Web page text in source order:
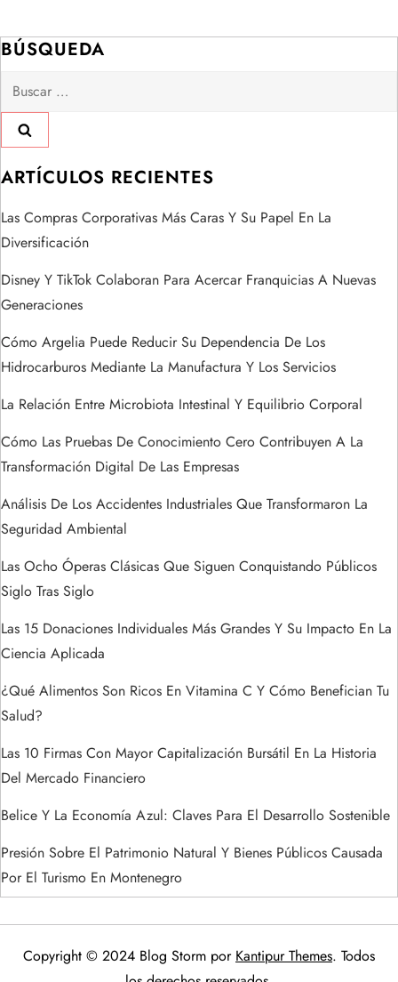
g
a
c
i
ó
n
d
e
e
n
t
r
a
d
a
s
BÚSQUEDA
Buscar:
ARTÍCULOS RECIENTES
Las Compras Corporativas Más Caras Y Su Papel En La
Diversificación
Disney Y TikTok Colaboran Para Acercar Franquicias A Nuevas
Generaciones
Cómo Argelia Puede Reducir Su Dependencia De Los
Hidrocarburos Mediante La Manufactura Y Los Servicios
La Relación Entre Microbiota Intestinal Y Equilibrio Corporal
Cómo Las Pruebas De Conocimiento Cero Contribuyen A La
Transformación Digital De Las Empresas
Análisis De Los Accidentes Industriales Que Transformaron La
Seguridad Ambiental
Las Ocho Óperas Clásicas Que Siguen Conquistando Públicos
Siglo Tras Siglo
Las 15 Donaciones Individuales Más Grandes Y Su Impacto En La
Ciencia Aplicada
¿Qué Alimentos Son Ricos En Vitamina C Y Cómo Benefician Tu
Salud?
Las 10 Firmas Con Mayor Capitalización Bursátil En La Historia
Del Mercado Financiero
Belice Y La Economía Azul: Claves Para El Desarrollo Sostenible
Presión Sobre El Patrimonio Natural Y Bienes Públicos Causada
Por El Turismo En Montenegro
Copyright © 2024 Blog Storm por Kantipur Themes. Todos